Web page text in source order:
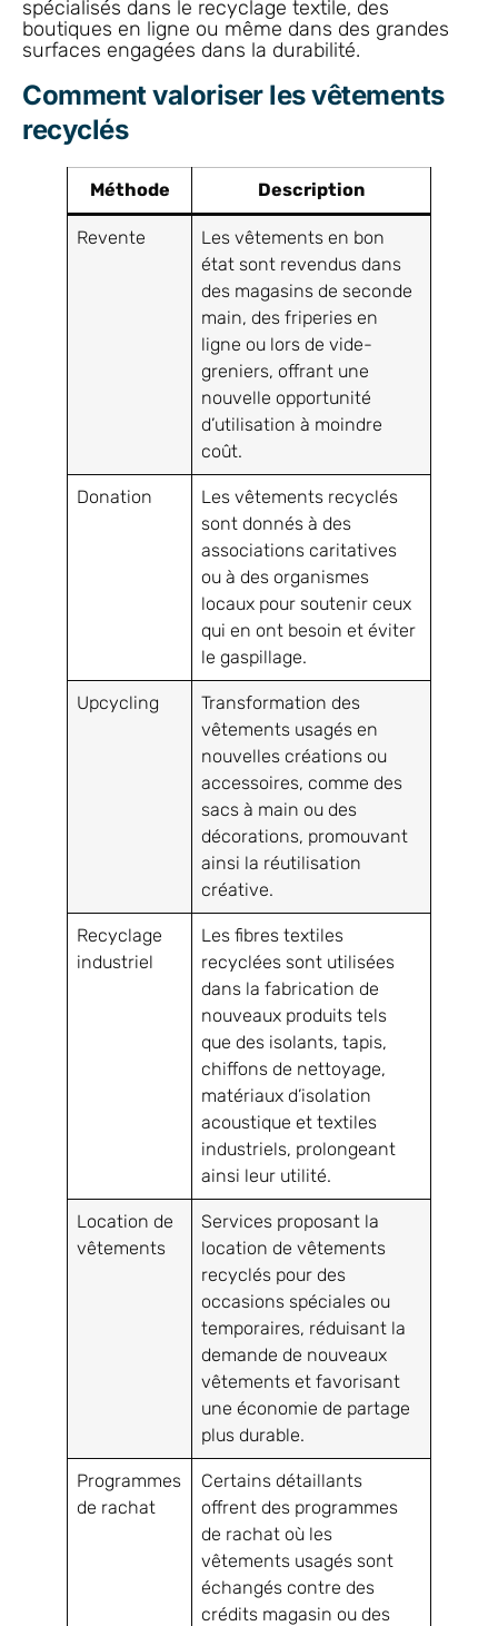
spécialisés dans le recyclage textile, des
boutiques en ligne ou même dans des grandes
surfaces engagées dans la durabilité.
Comment valoriser les vêtements
recyclés
Méthode Description
Revente
Les vêtements en bon
état sont revendus dans
des magasins de seconde
main, des friperies en
ligne ou lors de vide-
greniers, offrant une
nouvelle opportunité
d’utilisation à moindre
coût.
Donation
Les vêtements recyclés
sont donnés à des
associations caritatives
ou à des organismes
locaux pour soutenir ceux
qui en ont besoin et éviter
le gaspillage.
Upcycling
Transformation des
vêtements usagés en
nouvelles créations ou
accessoires, comme des
sacs à main ou des
décorations, promouvant
ainsi la réutilisation
créative.
Recyclage
industriel
Les fibres textiles
recyclées sont utilisées
dans la fabrication de
nouveaux produits tels
que des isolants, tapis,
chiffons de nettoyage,
matériaux d’isolation
acoustique et textiles
industriels, prolongeant
ainsi leur utilité.
Location de
vêtements
Services proposant la
location de vêtements
recyclés pour des
occasions spéciales ou
temporaires, réduisant la
demande de nouveaux
vêtements et favorisant
une économie de partage
plus durable.
Programmes
de rachat
Certains détaillants
offrent des programmes
de rachat où les
vêtements usagés sont
échangés contre des
crédits magasin ou des